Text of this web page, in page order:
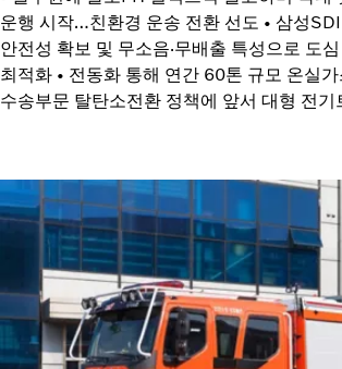
운행 시작…친환경 운송 전환 선도 • 삼성
안전성 확보 및 무소음·무배출 특성으로 도
최적화 • 전동화 통해 연간 60톤 규모 온실
수송부문 탈탄소전환 정책에 앞서 대형 전기